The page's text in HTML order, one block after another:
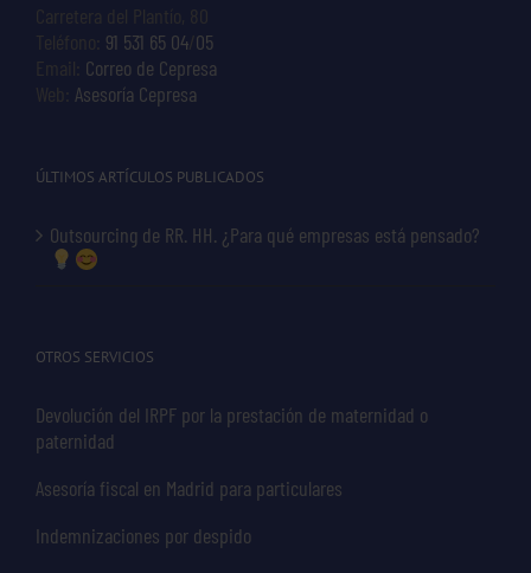
Carretera del Plantío, 80
Teléfono: 91 531 65 04 05
Email: Correo de Cepresa
Web: Asesoría Cepresa
ÚLTIMOS ARTÍCULOS PUBLICADOS
Outsourcing de RR. HH. ¿Para qué empresas está pensado?
OTROS SERVICIOS
Devolución del IRPF por la prestación de maternidad o
paternidad
Asesoría fiscal en Madrid para particulares
Indemnizaciones por despido